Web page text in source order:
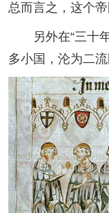
总而言之，这个帝
另外在“三十年
多小国，沦为二流